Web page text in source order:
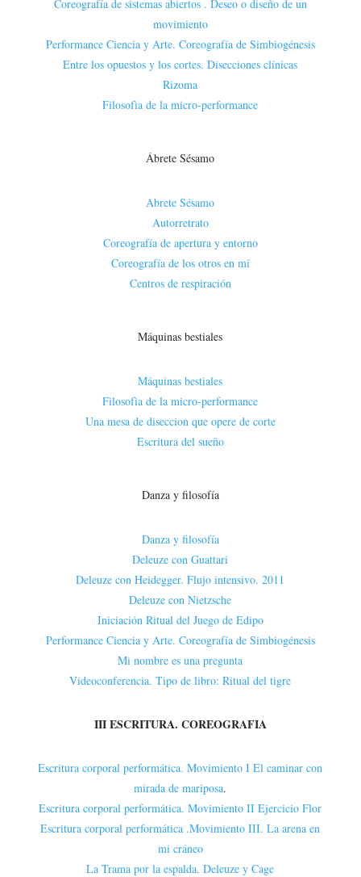
Coreografía de sistemas abiertos . Deseo o diseño de un
movimiento
Performance Ciencia y Arte. Coreografía de Simbiogénesis
Entre los opuestos y los cortes. Disecciones clínicas
Rizoma
Filosofìa de la micro-performance
Ábrete Sésamo
Abrete Sésamo
Autorretrato
Coreografía de apertura y entorno
Coreografía de los otros en mí
Centros de respiración
Máquinas bestiales
Máquinas bestiales
Filosofìa de la micro-performance
Una mesa de diseccion que opere de corte
Escritura del sueño
Danza y filosofía
Danza y filosofía
Deleuze con Guattari
Deleuze con Heidegger. Flujo intensivo. 2011
Deleuze con Nietzsche
Iniciación Ritual del Juego de Edipo
Performance Ciencia y Arte. Coreografía de Simbiogénesis
Mi nombre es una pregunta
Videoconferencia. Tipo de libro: Ritual del tigre
III ESCRITURA. COREOGRAFIA
Escritura corporal performática. Movimiento I El caminar con
mirada de mariposa.
Escritura corporal performática. Movimiento II Ejercicio Flor
Escritura corporal performática .Movimiento III. La arena en
mi cráneo
La Trama por la espalda. Deleuze y Cage